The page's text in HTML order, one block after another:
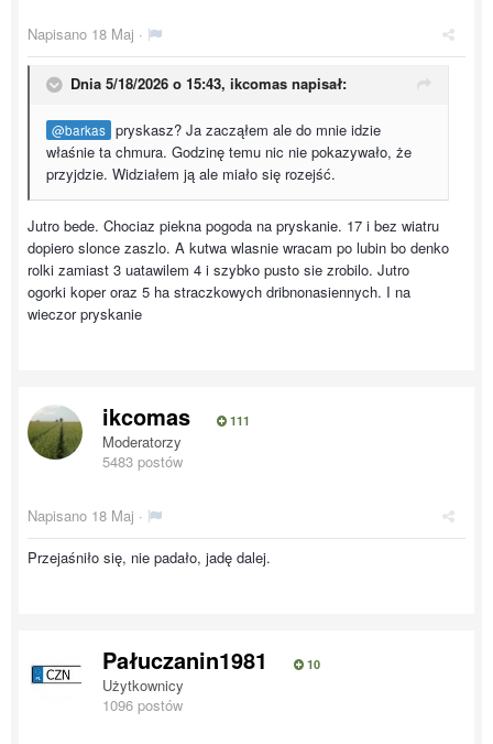
Napisano 18 Maj ·
Dnia 5/18/2026 o 15:43, ikcomas napisał:
@barkas pryskasz? Ja zacząłem ale do mnie idzie
właśnie ta chmura. Godzinę temu nic nie pokazywało, że
przyjdzie. Widziałem ją ale miało się rozejść.
Jutro bede. Chociaz piekna pogoda na pryskanie. 17 i bez wiatru
dopiero slonce zaszlo. A kutwa wlasnie wracam po lubin bo denko
rolki zamiast 3 uatawilem 4 i szybko pusto sie zrobilo. Jutro
ogorki koper oraz 5 ha straczkowych dribnonasiennych. I na
wieczor pryskanie
ikcomas 111
Moderatorzy
5483 postów
Napisano 18 Maj ·
Przejaśniło się, nie padało, jadę dalej.
Pałuczanin1981 10
Użytkownicy
1096 postów